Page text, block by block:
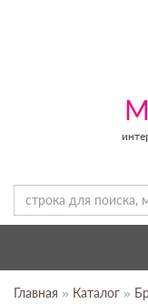
Главная » Каталог »